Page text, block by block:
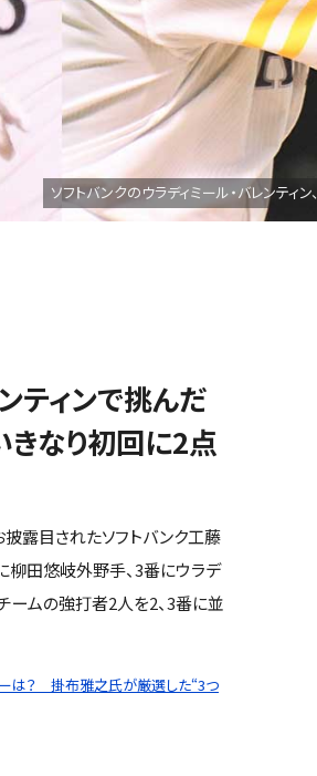
ソフトバンクのウラディミール・バレンティ
ティンで挑んだ
なり初回に2点
露目されたソフトバンク工藤
田悠岐外野手、3番にウラデ
ームの強打者2人を2、3番に並
は？ 掛布雅之氏が厳選した“3つ